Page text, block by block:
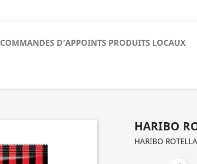
COMMANDES D’APPOINTS PRODUITS LOCAUX
HARIBO
HARIBO